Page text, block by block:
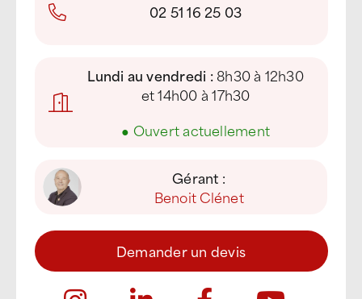
02 51 16 25 03
Lundi au vendredi :8h30 à 12h30
et 14h00 à 17h30
● Ouvert actuellement
Gérant :
Benoit Clénet
Demander un devis